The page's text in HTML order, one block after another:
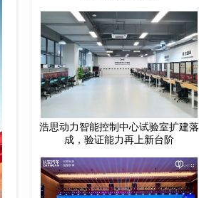
浩思动力智能控制中心试验室扩建落
成，验证能力再上新台阶